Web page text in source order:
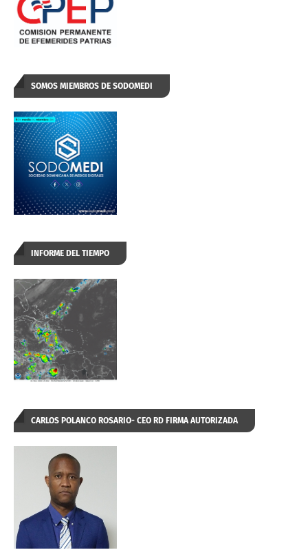
SOMOS MIEMBROS DE SODOMEDI
INFORME DEL TIEMPO
CARLOS POLANCO ROSARIO- CEO RD FIRMA AUTORIZADA